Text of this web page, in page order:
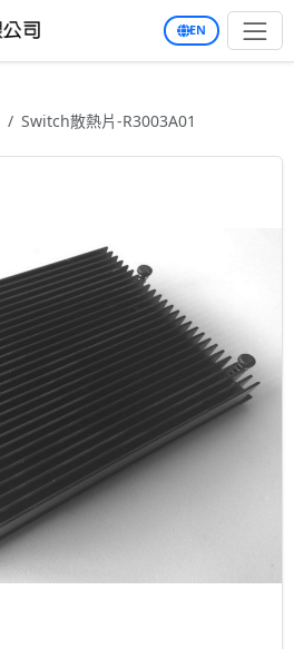
EN
Switch散熱片-R3003A01